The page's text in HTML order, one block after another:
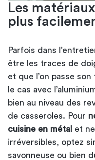
Les
plus
Parfois dans
être les traces de
et que l’on passe
le cas avec
bien au niveau des
de casseroles. Pour
cuisine en métal et
irréversibles, optez
savonneuse ou bien